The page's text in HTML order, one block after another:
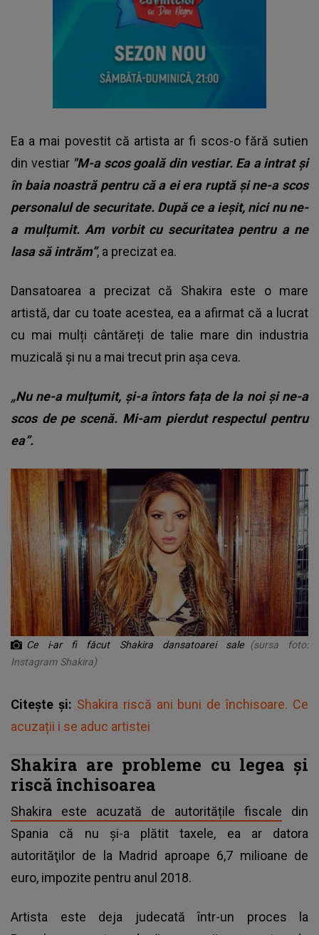
Ea a mai povestit că artista ar fi scos-o fără sutien
din vestiar "M-a scos goală din vestiar. Ea a intrat și
în baia noastră pentru că a ei era ruptă și ne-a scos
personalul de securitate. După ce a ieșit, nici nu ne-
a mulțumit. Am vorbit cu securitatea pentru a ne
lasa să intrăm”, a precizat ea.
Dansatoarea a precizat că Shakira este o mare
artistă, dar cu toate acestea, ea a afirmat că a lucrat
cu mai mulți cântăreți de talie mare din industria
muzicală și nu a mai trecut prin așa ceva.
„Nu ne-a mulțumit, și-a întors fața de la noi și ne-a
scos de pe scenă. Mi-am pierdut respectul pentru
ea”.
Ce i-ar fi făcut Shakira dansatoarei sale (sursa foto:
Instagram Shakira)
Citește și: Shakira riscă ani buni de închisoare. Ce
acuzații i se aduc artistei
Shakira are probleme cu legea și
riscă închisoarea
Shakira este acuzată de autoritățile fiscale din
Spania că nu și-a plătit taxele, ea ar datora
autorităţilor de la Madrid aproape 6,7 milioane de
euro, impozite pentru anul 2018.
Artista este deja judecată într-un proces la